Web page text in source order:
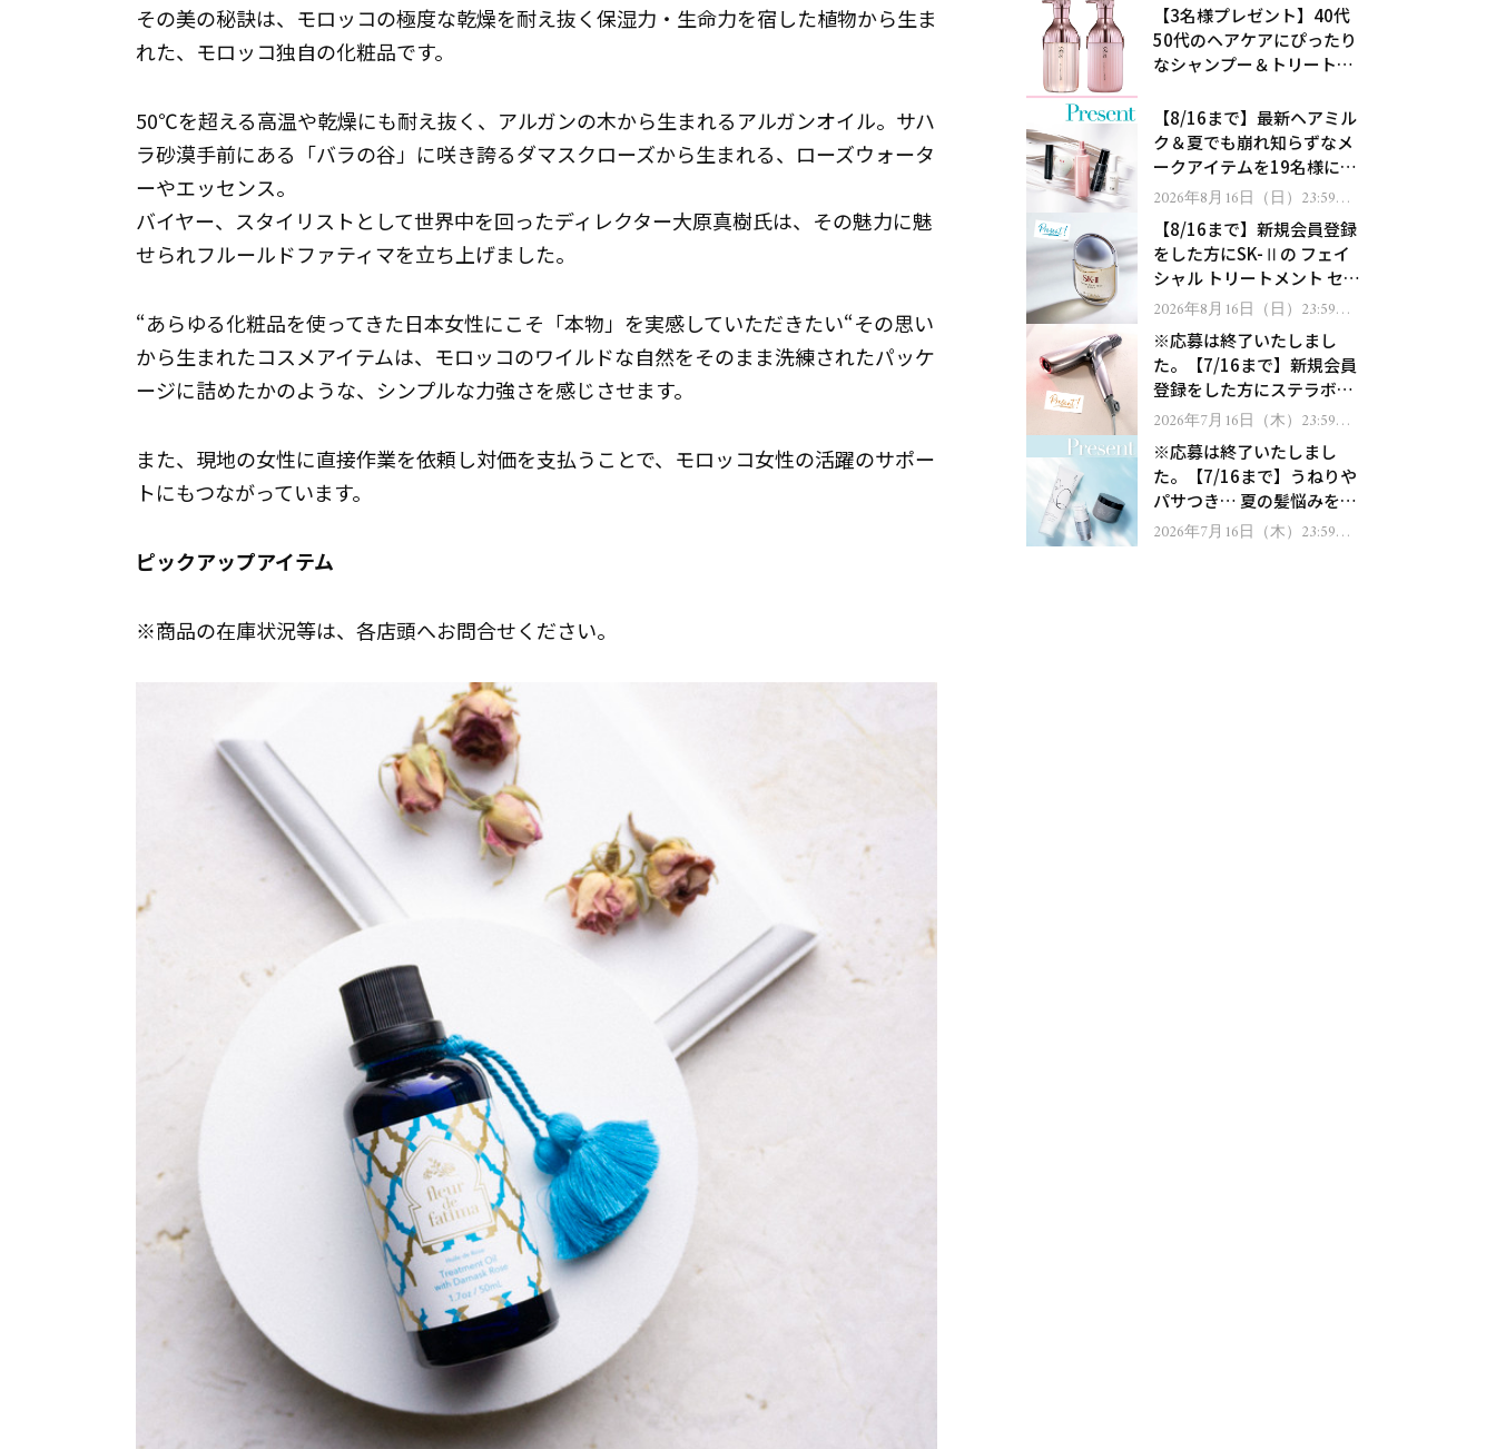
その美の秘訣は、モロッコの極度な乾燥を耐え抜く保湿力・生命力を宿した植物から生ま
れた、モロッコ独自の化粧品です。
50℃を超える高温や乾燥にも耐え抜く、アルガンの木から生まれるアルガンオイル。サハ
ラ砂漠手前にある「バラの谷」に咲き誇るダマスクローズから生まれる、ローズウォータ
ーやエッセンス。
バイヤー、スタイリストとして世界中を回ったディレクター大原真樹氏は、その魅力に魅
せられフルールドファティマを立ち上げました。
“あらゆる化粧品を使ってきた日本女性にこそ「本物」を実感していただきたい“その思い
から生まれたコスメアイテムは、モロッコのワイルドな自然をそのまま洗練されたパッケ
ージに詰めたかのような、シンプルな力強さを感じさせます。
また、現地の女性に直接作業を依頼し対価を支払うことで、モロッコ女性の活躍のサポー
トにもつながっています。
ピックアップアイテム
※商品の在庫状況等は、各店頭へお問合せください。
【3名様プレゼント】40代
50代のヘアケアにぴったり
なシャンプー＆トリートメ
処！
【8/16まで】最新ヘアミル
ク＆夏でも崩れ知らずなメ
ークアイテムを19名様にプ
レゼント！
2026年8月16日（日）23:59ま
で【8/16まで】新規会員登録
をした方にSK-Ⅱの フェイ
シャル トリートメント セラ
ムをプレゼント！
2026年8月16日（日）23:59ま
※応募は終了いたしまし
た。【7/16まで】新規会員
登録をした方にステラボー
テのシャインリバース ヘア
ゼント！
2026年7月16日（木）23:59ま
※応募は終了いたしまし
た。【7/16まで】うねりや
パサつき… 夏の髪悩みを解
消するヘアケアアイテムを
2026年7月16日（木）23:59ま